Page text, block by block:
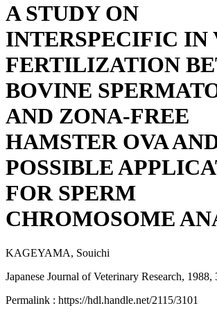
A STUDY ON
INTERSPECIFIC IN
FERTILIZATION
BOVINE
AND ZONA-FREE
HAMSTER OVA
POSSIBLE
FOR SPERM
CHROMOSOME
KAGEYAMA, Souichi
Japanese Journal of Veterinary Research,
Permalink : https://hdl.handle.net/2115/3101